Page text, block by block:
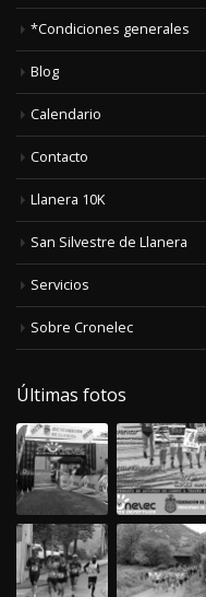
*Condiciones generales
Blog
Calendario
Contacto
Llanera 10K
San Silvestre de Llanera
Servicios
Sobre Cronelec
Últimas fotos